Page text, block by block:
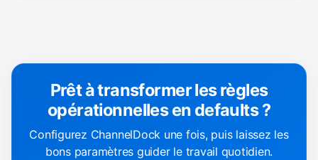
Prêt à transformer les règles
opérationnelles en defaults ?
Configurez ChannelDock une fois, puis laissez les
bons paramètres guider le travail quotidien.